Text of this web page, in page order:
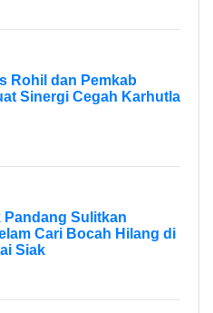
Rohil dan Pemkab
Sinergi Cegah Karhutla
Pandang Sulitkan
Cari Bocah Hilang di
Siak